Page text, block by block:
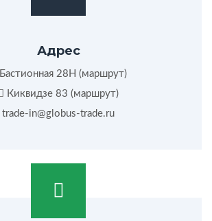
Адрес
Бастионная 28Н (маршрут)
Киквидзе 83 (маршрут)
trade-in@globus-trade.ru